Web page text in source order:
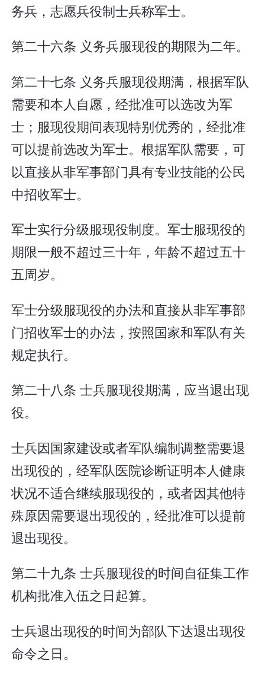
务兵，志愿兵役制士兵称军士。
第二十六条 义务兵服现役的期限为二年。
第二十七条 义务兵服现役期满，根据军队
需要和本人自愿，经批准可以选改为军
士；服现役期间表现特别优秀的，经批准
可以提前选改为军士。根据军队需要，可
以直接从非军事部门具有专业技能的公民
中招收军士。
军士实行分级服现役制度。军士服现役的
期限一般不超过三十年，年龄不超过五十
五周岁。
军士分级服现役的办法和直接从非军事部
门招收军士的办法，按照国家和军队有关
规定执行。
第二十八条 士兵服现役期满，应当退出现
役。
士兵因国家建设或者军队编制调整需要退
出现役的，经军队医院诊断证明本人健康
状况不适合继续服现役的，或者因其他特
殊原因需要退出现役的，经批准可以提前
退出现役。
第二十九条 士兵服现役的时间自征集工作
机构批准入伍之日起算。
士兵退出现役的时间为部队下达退出现役
命令之日。